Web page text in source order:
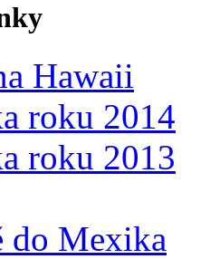
Hawaii
roku 2014
roku 2013
do Mexika